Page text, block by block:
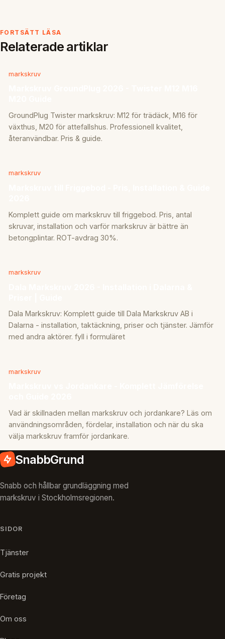
FORTSÄTT LÄSA
Relaterade artiklar
markskruv
GroundPlug Twister markskruv: M12 för trädäck, M16 för
växthus, M20 för attefallshus. Professionell kvalitet,
återanvändbar. Pris & guide.
markskruv
Komplett guide om markskruv till friggebod. Pris, antal
skruvar, installation och varför markskruv är bättre än
betongplintar. ROT-avdrag 30%.
markskruv
Dala Markskruv: Komplett guide till Dala Markskruv AB i
Dalarna - installation, taktäckning, priser och tjänster. Jämför
med andra aktörer. fyll i formuläret
markskruv
Vad är skillnaden mellan markskruv och jordankare? Läs om
användningsområden, fördelar, installation och när du ska
välja markskruv framför jordankare.
SnabbGrund
Snabb och hållbar grundläggning med
markskruv i Stockholmsregionen.
SIDOR
Tjänster
Gratis projekt
Företag
Om oss